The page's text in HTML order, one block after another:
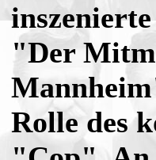
"Der
Rolle des